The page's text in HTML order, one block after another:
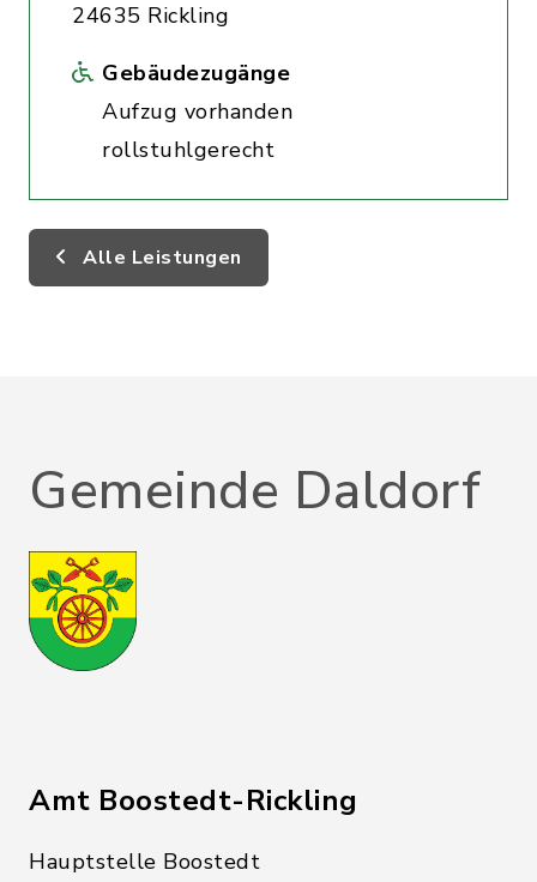
24635 Rickling
Gebäudezugänge
Aufzug vorhanden
rollstuhlgerecht
Alle Leistungen
Gemeinde Daldorf
Amt Boostedt-Rickling
Hauptstelle Boostedt